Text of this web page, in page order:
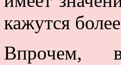
кажутся
Впрочем,